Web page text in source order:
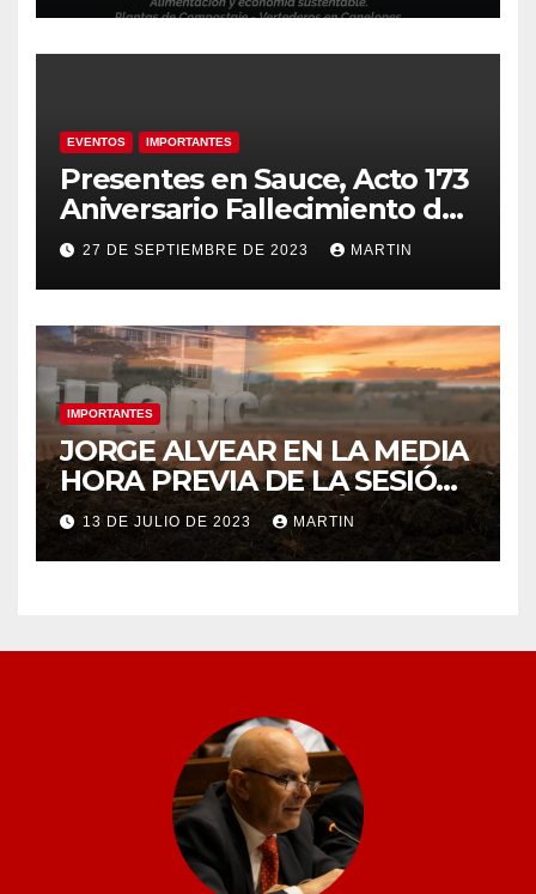
EVENTOS IMPORTANTES
Presentes en Sauce, Acto 173
Aniversario Fallecimiento de
José Artigas
27 DE SEPTIEMBRE DE 2023 MARTIN
IMPORTANTES
JORGE ALVEAR EN LA MEDIA
HORA PREVIA DE LA SESIÓN
ORDINARIA DEL MIÉRCOLES
12 DE JULIO
13 DE JULIO DE 2023 MARTIN